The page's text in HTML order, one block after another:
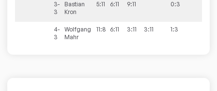
3-
3
Bastian
Kron
5:11 6:11 9:11 0:3
4-
3
Wolfgang
Mahr
11:8 6:11 3:11 3:11 1:3